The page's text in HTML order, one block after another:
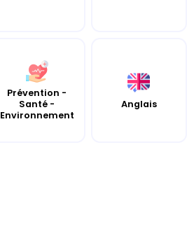
Prévention -
Santé -
Environnement
Anglais